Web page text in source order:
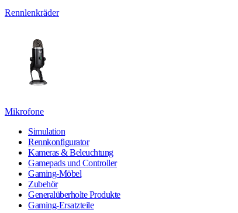
Rennlenkräder
Mikrofone
Simulation
Rennkonfigurator
Kameras & Beleuchtung
Gamepads und Controller
Gaming-Möbel
Zubehör
Generalüberholte Produkte
Gaming-Ersatzteile